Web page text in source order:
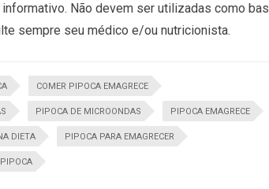
Não devem ser utilizadas como
sempre seu médico e/ou nutricionista.
COMER PIPOCA EMAGRECE
PIPOCA DE MICROONDAS PIPOCA EMAGRECE
DIETA PIPOCA PARA EMAGRECER